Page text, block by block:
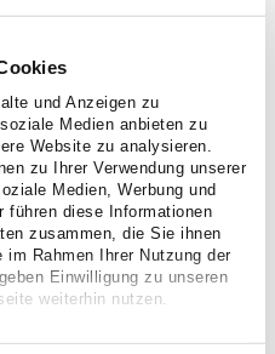
und Anzeigen zu
Medien anbieten zu
Website zu analysieren.
zu Ihrer Verwendung unserer
Medien, Werbung und
führen diese Informationen
zusammen, die Sie ihnen
Rahmen Ihrer Nutzung der
Einwilligung zu unseren
weiterhin nutzen.
an alle interessierten
und deren
Chefärzte und Oberärzte
Fachärzte. Die
verständlich und
ist kostenlos.